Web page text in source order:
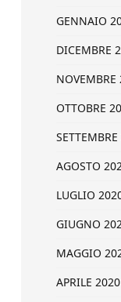
GENNAIO
DICEMBRE
NOVEMBRE
OTTOBRE
AGOSTO
LUGLIO
GIUGNO
MAGGIO
APRILE 2020